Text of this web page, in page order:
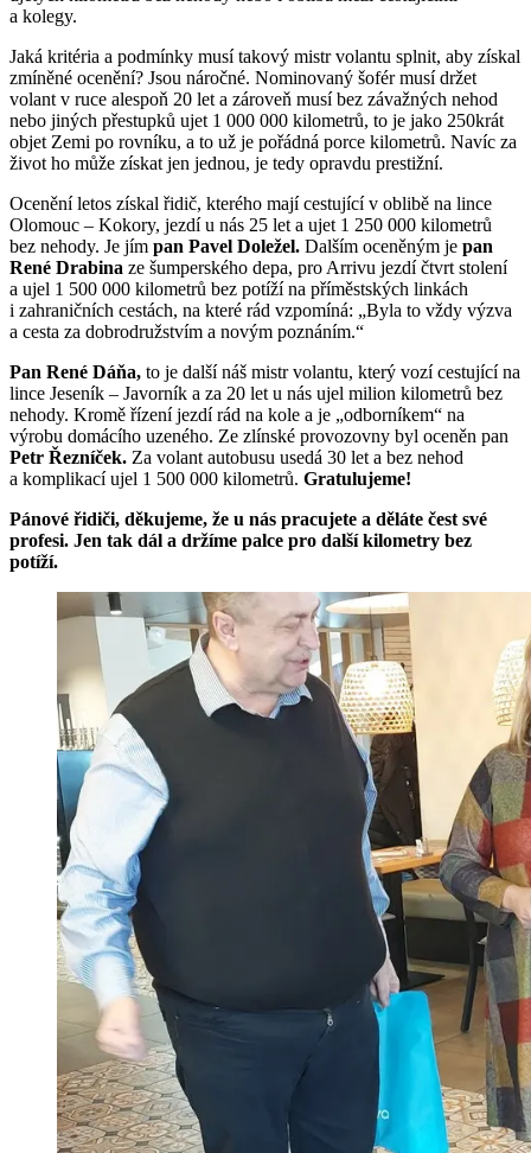
a kolegy.
Jaká kritéria a podmínky musí takový mistr volantu splnit, aby získal
zmíněné ocenění? Jsou náročné. Nominovaný šofér musí držet
volant v ruce alespoň 20 let a zároveň musí bez závažných nehod
nebo jiných přestupků ujet 1 000 000 kilometrů, to je jako 250krát
objet Zemi po rovníku, a to už je pořádná porce kilometrů. Navíc za
život ho může získat jen jednou, je tedy opravdu prestižní.
Ocenění letos získal řidič, kterého mají cestující v oblibě na lince
Olomouc – Kokory, jezdí u nás 25 let a ujet 1 250 000 kilometrů
bez nehody. Je jím pan Pavel Doležel. Dalším oceněným je pan
René Drabina ze šumperského depa, pro Arrivu jezdí čtvrt stolení
a ujel 1 500 000 kilometrů bez potíží na příměstských linkách
i zahraničních cestách, na které rád vzpomíná: „Byla to vždy výzva
a cesta za dobrodružstvím a novým poznáním.“
Pan René Dáňa, to je další náš mistr volantu, který vozí cestující na
lince Jeseník – Javorník a za 20 let u nás ujel milion kilometrů bez
nehody. Kromě řízení jezdí rád na kole a je „odborníkem“ na
výrobu domácího uzeného. Ze zlínské provozovny byl oceněn pan
Petr Řezníček. Za volant autobusu usedá 30 let a bez nehod
a komplikací ujel 1 500 000 kilometrů. Gratulujeme!
Pánové řidiči, děkujeme, že u nás pracujete a děláte čest své
profesi. Jen tak dál a držíme palce pro další kilometry bez
potíží.